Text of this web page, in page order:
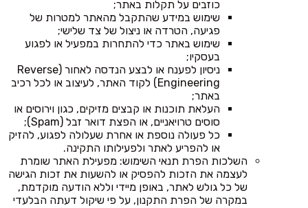
כוזבים על תקלות באתר;
שימוש במידע שהתקבל מהאתר למטרות של
פגיעה, הטרדה או ניצול של צד שלישי;
שימוש באתר כדי להתחרות במפעיל או לפגוע
בעסקיו;
ניסיון לפענח או לבצע הנדסה לאחור (Reverse
Engineering) לקוד האתר, לעיצוב או לכל רכיב
באתר;
העלאת תוכנות או קבצים מזיקים, כגון וירוסים או
סוסים טרויאניים, או הפצת דואר זבל (Spam);
כל פעולה נוספת או אחרת שעלולה לפגוע, להזיק
או להפריע לאתר ולפעילותו התקינה.
השלכות הפרת תנאי השימוש: מפעילת האתר שומרת
לעצמה את הזכות להפסיק או להשעות את זכות הגישה
של כל גולש לאתר, באופן מיידי וללא הודעה מוקדמת,
במקרה של הפרת התקנון, על פי שיקול דעתה הבלעדי